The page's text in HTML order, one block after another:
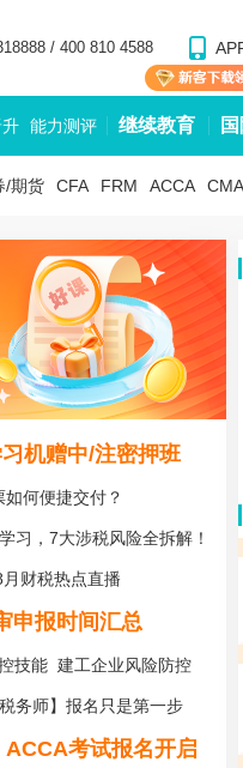
/ 400 810 4588
能力测评 继续教育
/期货 CFA FRM ACCA CMA
机赠中/注密押班
何便捷交付？
习，7大涉税风险全拆解！
月财税热点直播
申报时间汇总
技能 建工企业风险防控
税务师】报名只是第一步
ACCA考试报名开启